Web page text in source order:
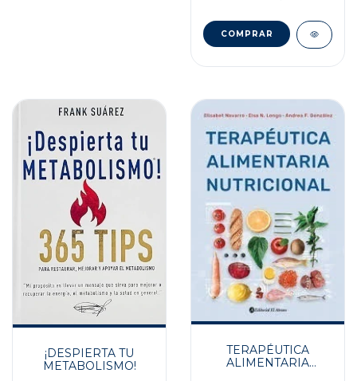
¡DESPIERTA TU
METABOLISMO!
TERAPÉUTICA
ALIMENTARIA